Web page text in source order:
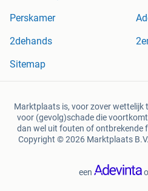
Perskamer
2dehands
Sitemap
Marktplaats is, voor zover wettelijk
voor (gevolg)schade die
dan wel uit fouten of ontbrekende
Copyright © 2026 Marktplaats
een